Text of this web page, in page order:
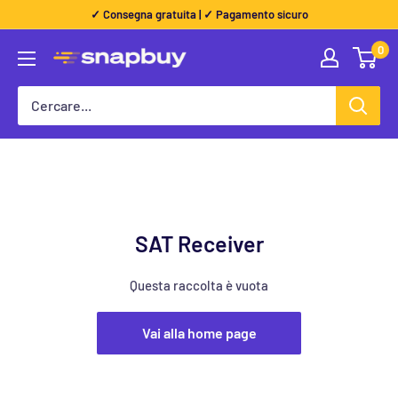
contenuto
✓ Consegna gratuita | ✓ Pagamento sicuro
Snapbuy
0
SAT Receiver
Questa raccolta è vuota
Vai alla home page